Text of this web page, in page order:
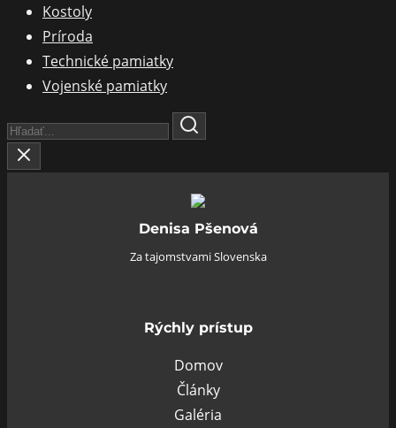
Kostoly
Príroda
Technické pamiatky
Vojenské pamiatky
Search
Here...
Denisa Pšenová
Za tajomstvami Slovenska
Rýchly prístup
Domov
Články
Galéria